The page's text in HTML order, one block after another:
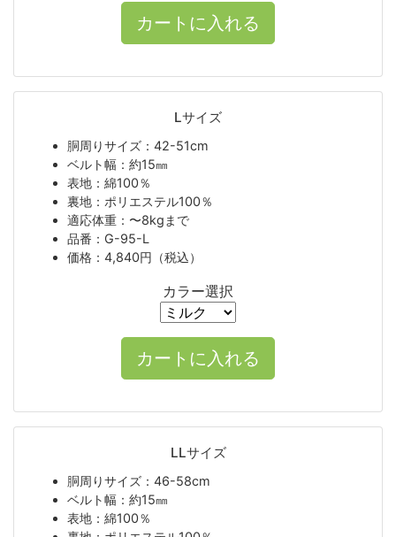
Lサイズ
胴周りサイズ：42-51cm
ベルト幅：約15㎜
表地：綿100％
裏地：ポリエステル100％
適応体重：〜8kgまで
品番：G-95-L
価格：4,840円（税込）
カラー選択
LLサイズ
胴周りサイズ：46-58cm
ベルト幅：約15㎜
表地：綿100％